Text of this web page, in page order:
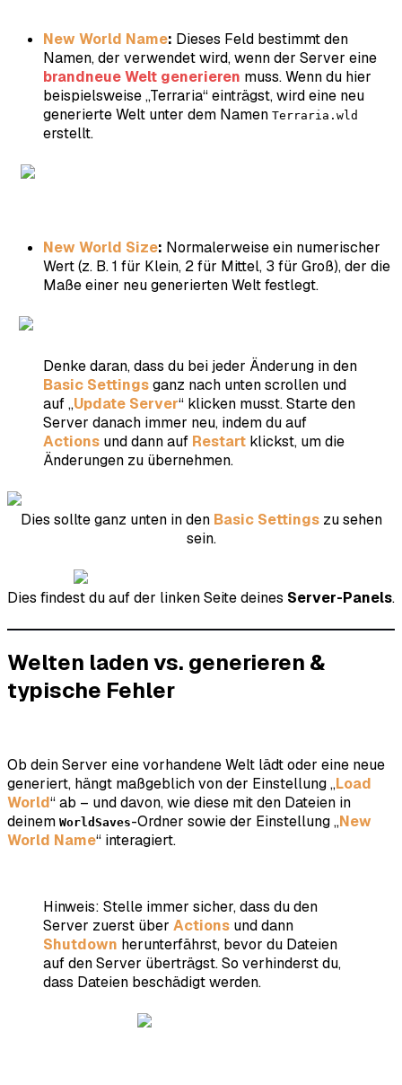
New World Name: Dieses Feld bestimmt den
Namen, der verwendet wird, wenn der Server eine
brandneue Welt generieren muss. Wenn du hier
beispielsweise „Terraria“ einträgst, wird eine neu
generierte Welt unter dem Namen Terraria.wld
erstellt.
New World Size: Normalerweise ein numerischer
Wert (z. B. 1 für Klein, 2 für Mittel, 3 für Groß), der die
Maße einer neu generierten Welt festlegt.
Denke daran, dass du bei jeder Änderung in den
Basic Settingsganz nach unten scrollen und
auf „Update Server“ klicken musst. Starte den
Server danach immer neu, indem du auf
Actions und dann auf Restart klickst, um die
Änderungen zu übernehmen.
Dies sollte ganz unten in den Basic Settingszu sehen
sein.
Dies findest du auf der linken Seite deines Server-Panels.
Welten laden vs. generieren &
typische Fehler
Ob dein Server eine vorhandene Welt lädt oder eine neue
generiert, hängt maßgeblich von der Einstellung „Load
World“ ab – und davon, wie diese mit den Dateien in
deinem WorldSaves-Ordner sowie der Einstellung „New
World Name“ interagiert.
Hinweis: Stelle immer sicher, dass du den
Server zuerst über Actions und dann
Shutdown herunterfährst, bevor du Dateien
auf den Server überträgst. So verhinderst du,
dass Dateien beschädigt werden.